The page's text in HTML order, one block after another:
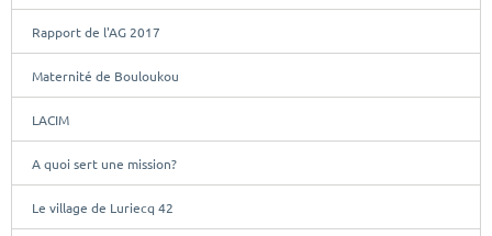
Rapport de l'AG 2017
Maternité de Bouloukou
LACIM
A quoi sert une mission?
Le village de Luriecq 42